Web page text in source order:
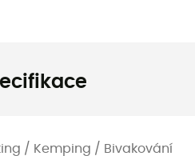
/ Kemping / Bivakování